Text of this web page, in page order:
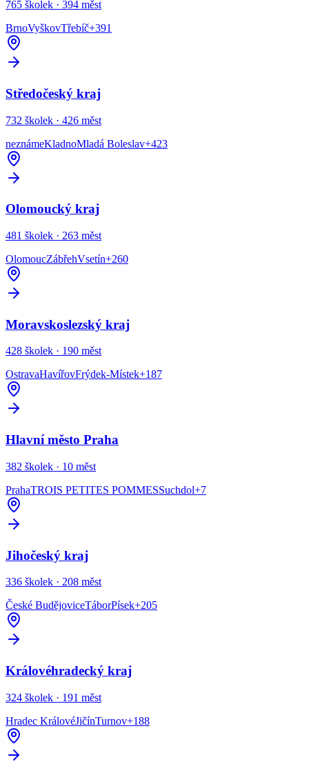
765 školek · 394 měst
BrnoVyškovTřebíč+391
Středočeský kraj
732 školek · 426 měst
neznámeKladnoMladá Boleslav+423
Olomoucký kraj
481 školek · 263 měst
OlomoucZábřehVsetín+260
Moravskoslezský kraj
428 školek · 190 měst
OstravaHavířovFrýdek-Místek+187
Hlavní město Praha
382 školek · 10 měst
PrahaTROIS PETITES POMMESSuchdol+7
Jihočeský kraj
336 školek · 208 měst
České BudějoviceTáborPísek+205
Královéhradecký kraj
324 školek · 191 měst
Hradec KrálovéJičínTurnov+188